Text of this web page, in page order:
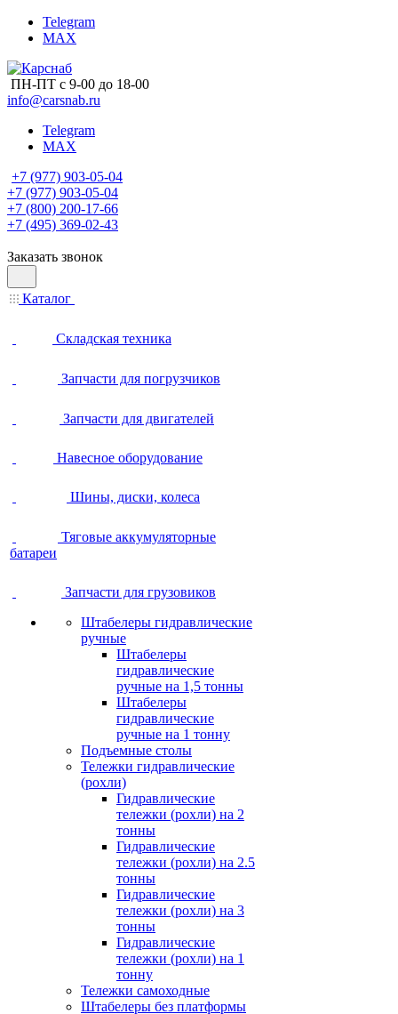
Telegram
MAX
ПН-ПТ с 9-00 до 18-00
info@carsnab.ru
Telegram
MAX
+7 (977) 903-05-04
+7 (977) 903-05-04
+7 (800) 200-17-66
+7 (495) 369-02-43
Заказать звонок
Каталог
Складская техника
Запчасти для погрузчиков
Запчасти для двигателей
Навесное оборудование
Шины, диски, колеса
Тяговые аккумуляторные
батареи
Запчасти для грузовиков
Штабелеры гидравлические
ручные
Штабелеры
гидравлические
ручные на 1,5 тонны
Штабелеры
гидравлические
ручные на 1 тонну
Подъемные столы
Тележки гидравлические
(рохли)
Гидравлические
тележки (рохли) на 2
тонны
Гидравлические
тележки (рохли) на 2.5
тонны
Гидравлические
тележки (рохли) на 3
тонны
Гидравлические
тележки (рохли) на 1
тонну
Тележки самоходные
Штабелеры без платформы